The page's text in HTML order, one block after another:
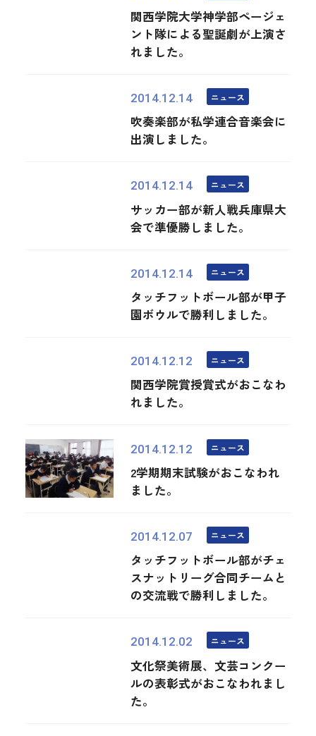
関西学院大学神学部ページェ
ント隊による聖誕劇が上演さ
れました。
2014.12.14 ニュース
吹奏楽部が私学連合音楽会に
出演しました。
2014.12.14 ニュース
サッカー部が新人戦兵庫県大
会で準優勝しました。
2014.12.14 ニュース
タッチフットボール部が甲子
園ボウルで勝利しました。
2014.12.12 ニュース
関西学院賞授賞式がおこなわ
れました。
2014.12.12 ニュース
2学期期末試験がおこなわれ
ました。
2014.12.07 ニュース
タッチフットボール部がチェ
スナットリーグ合同チームと
の交流戦で勝利しました。
2014.12.02 ニュース
文化祭美術展、文芸コンクー
ルの表彰式がおこなわれまし
た。